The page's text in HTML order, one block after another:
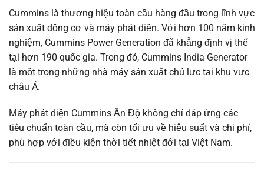
Cummins là thương hiệu toàn cầu hàng đầu trong lĩnh vực
sản xuất động cơ và máy phát điện. Với hơn 100 năm kinh
nghiệm, Cummins Power Generation đã khẳng định vị thế
tại hơn 190 quốc gia. Trong đó, Cummins India Generator
là một trong những nhà máy sản xuất chủ lực tại khu vực
châu Á.
Máy phát điện Cummins Ấn Độ không chỉ đáp ứng các
tiêu chuẩn toàn cầu, mà còn tối ưu về hiệu suất và chi phí,
phù hợp với điều kiện thời tiết nhiệt đới tại Việt Nam.